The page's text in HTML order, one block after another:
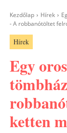
Kezdőlap Hírek
- A robbanótöltet
Hírek
Egy
ketten